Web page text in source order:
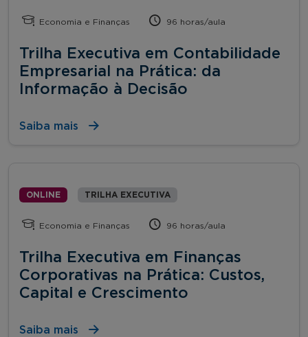
Economia e Finanças 96 horas/aula
Trilha Executiva em Contabilidade
Empresarial na Prática: da
Informação à Decisão
Saiba mais
ONLINE TRILHA EXECUTIVA
Economia e Finanças 96 horas/aula
Trilha Executiva em Finanças
Corporativas na Prática: Custos,
Capital e Crescimento
Saiba mais